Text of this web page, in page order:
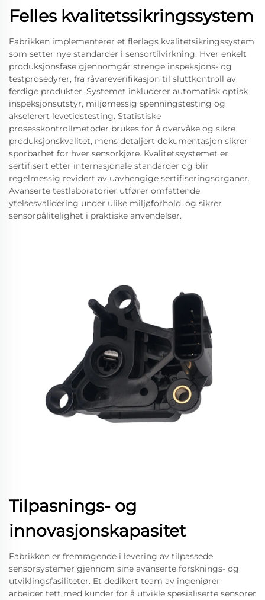
Felles kvalitetssikringssystem
Fabrikken implementerer et flerlags kvalitetsikringssystem
som setter nye standarder i sensortilvirkning. Hver enkelt
produksjonsfase gjennomgår strenge inspeksjons- og
testprosedyrer, fra råvareverifikasjon til sluttkontroll av
ferdige produkter. Systemet inkluderer automatisk optisk
inspeksjonsutstyr, miljømessig spenningstesting og
akselerert levetidstesting. Statistiske
prosesskontrollmetoder brukes for å overvåke og sikre
produksjonskvalitet, mens detaljert dokumentasjon sikrer
sporbarhet for hver sensorkjøre. Kvalitetssystemet er
sertifisert etter internasjonale standarder og blir
regelmessig revidert av uavhengige sertifiseringsorganer.
Avanserte testlaboratorier utfører omfattende
ytelsesvalidering under ulike miljøforhold, og sikrer
sensorpålitelighet i praktiske anvendelser.
Tilpasnings- og
innovasjonskapasitet
Fabrikken er fremragende i levering av tilpassede
sensorsystemer gjennom sine avanserte forsknings- og
utviklingsfasiliteter. Et dedikert team av ingeniører
arbeider tett med kunder for å utvikle spesialiserte sensorer